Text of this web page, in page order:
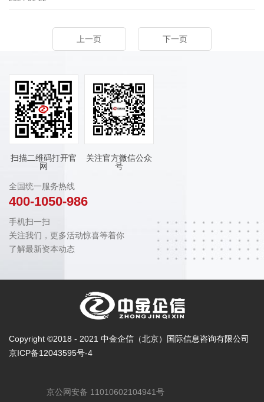
上一页 下一页
扫描二维码打开官
网
关注官方微信公众
号
全国统一服务热线
400-1050-986
手机扫一扫
关注我们，更多活动惊喜等着你
了解最新资本动态
Copyright ©2018 - 2021 中金企信（北京）国际信息咨询有限公司
京ICP备12043595号-4
京公网安备 11010602104941号